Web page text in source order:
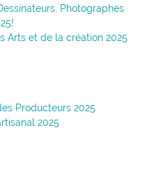
Photographes
Arts et de la création 2025
Producteurs 2025
2025